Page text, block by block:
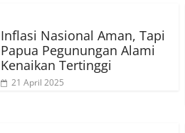
Inflasi Nasional Aman, Tapi
Papua Pegunungan Alami
Kenaikan Tertinggi
21 April 2025